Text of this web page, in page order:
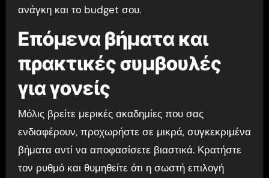
ανάγκη και το budget σου.
Επόμενα βήματα και
πρακτικές συμβουλές
για γονείς
Μόλις βρείτε μερικές ακαδημίες που σας
ενδιαφέρουν, προχωρήστε σε μικρά, συγκεκριμένα
βήματα αντί να αποφασίσετε βιαστικά. Κρατήστε
τον ρυθμό και θυμηθείτε ότι η σωστή επιλογή